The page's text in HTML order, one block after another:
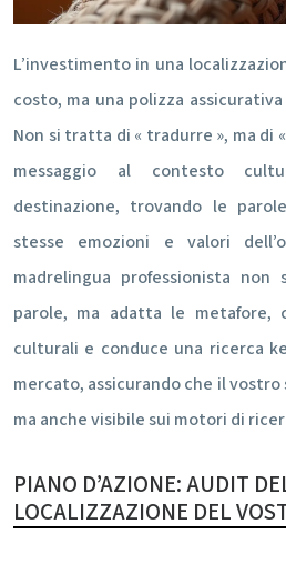
L’investimento in una
costo, ma una polizza
Non si tratta di « tradurre », ma di
messaggio al contesto
destinazione, trovando le
stesse emozioni e valori
madrelingua professionista
parole, ma adatta le metafore,
culturali e conduce una ricerca
mercato, assicurando che il
ma anche visibile sui motori di
PIANO D’AZIONE: AUDIT
LOCALIZZAZIONE DEL